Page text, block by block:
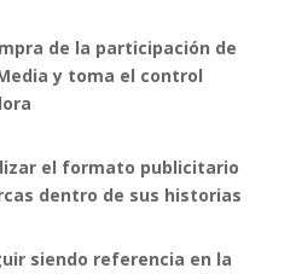
de la participación de
y toma el control
el formato publicitario
dentro de sus historias
siendo referencia en la